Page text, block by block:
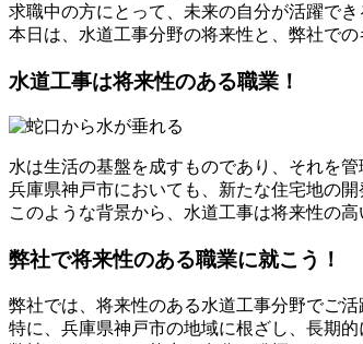
求職中の方にとって、未来の自分が活躍で
本日は、水道工事分野の将来性と、弊社で
水道工事は将来性のある職業！
水は生活の基盤を成すものであり、それを
兵庫県神戸市においても、新たな住宅地の
このような背景から、水道工事は将来性の高
弊社で将来性のある職業に就こう！
弊社では、将来性のある水道工事分野でご
特に、兵庫県神戸市の地域に根ざし、長期